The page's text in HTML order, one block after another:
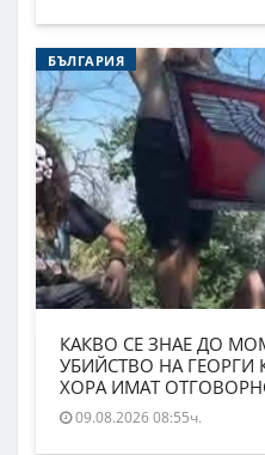
БЪЛГАРИЯ
КАКВО СЕ ЗНАЕ ДО
УБИЙСТВО НА
ХОРА ИМАТ
09.08.2026 08:55ч.